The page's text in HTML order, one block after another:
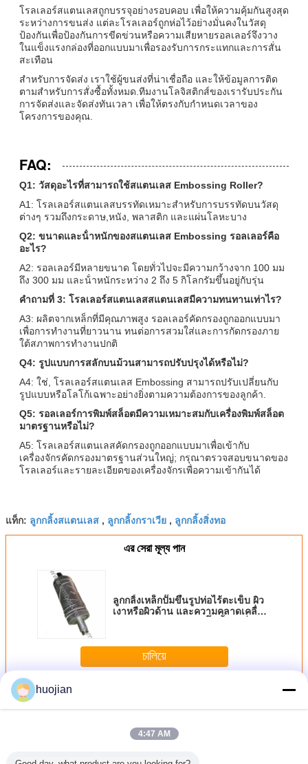
โรลเลอร์สแตนเลสถูกบรรจุอย่างรอบคอบ เพื่อให้ความคุ้มกันสูงสุด
ระหว่างการขนส่ง แต่ละโรลเลอร์ถูกห่อไว้อย่างมั่นคงในวัสดุ
ป้องกันเพื่อป้องกันการขีดข่วนหรือความเสียหายรอลเลอร์จึงวาง
ในแข็งแรงกล่องที่ออกแบบมาเพื่อรองรับการกระแทกและการสั่น
สะเทือน
สําหรับการจัดส่ง เราใช้ผู้ขนส่งที่น่าเชื่อถือ และให้ข้อมูลการติด
ตามสําหรับการสั่งซื้อทั้งหมด.ทีมงานโลจิสติกส์ของเรารับประกัน
การจัดส่งและจัดส่งทันเวลา เพื่อให้ตรงกับกําหนดเวลาของ
โครงการของคุณ.
FAQ:
Q1: วัสดุอะไรที่สามารถใช้สแตนเลส Embossing Roller?
A1: โรลเลอร์สแตนเลสบรรทัดเหมาะสําหรับการบรรทัดบนวัสดุ
ต่างๆ รวมถึงกระดาษ,หนัง, พลาสติก และแผ่นโลหะบาง
Q2: ขนาดและน้ําหนักของสแตนเลส Embossing รอลเลอร์คือ
อะไร?
A2: รอลเลอร์มีหลายขนาด โดยทั่วไปจะมีความกว้างจาก 100 มม
ถึง 300 มม และน้ําหนักระหว่าง 2 ถึง 5 กิโลกรัมขึ้นอยู่กับรุ่น
คําถามที่ 3: โรลเลอร์สแตนเลสสแตนเลสมีความทนทานเท่าไร?
A3: ผลิตจากเหล็กที่มีคุณภาพสูง รอลเลอร์คัดกรองถูกออกแบบมา
เพื่อการทํางานที่ยาวนาน ทนต่อการสวมใส่และการกัดกรองภาย
ใต้สภาพการทํางานปกติ
Q4: รูปแบบการสลักบนม้วนสามารถปรับปรุงได้หรือไม่?
A4: ใช่, โรลเลอร์สแตนเลส Embossing สามารถปรับเปลี่ยนกับ
รูปแบบหรือโลโก้เฉพาะอย่างยิ่งตามความต้องการของลูกค้า.
Q5: รอลเลอร์การพิมพ์สล็อตมีความเหมาะสมกับเครื่องพิมพ์สล็อต
มาตรฐานหรือไม่?
A5: โรลเลอร์สแตนเลสคัดกรองถูกออกแบบมาเพื่อเข้ากับ
เครื่องจักรคัดกรองมาตรฐานส่วนใหญ่; กรุณาตรวจสอบขนาดของ
โรลเลอร์และรายละเอียดของเครื่องจักรเพื่อความเข้ากันได้
แท็ก: ลูกกลิ้งสแตนเลส , ลูกกลิ้งกราเวีย , ลูกกลิ้งสิ่งทอ
এর সেরা মূল্য পান
ลูกกลิ้งเหล็กปั๊มขึ้นรูปท่อไร้ตะเข็บ ผิว
เงาหรือผิวด้าน และความคลาดเคลื่อน
চালিয়ে
มากกว่าลูกกลิ้งลายนูนเหล็ก
huojian
4:47 AM